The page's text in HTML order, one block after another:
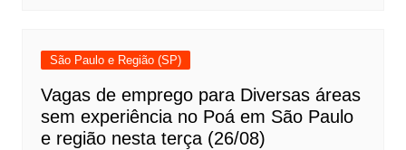
São Paulo e Região (SP)
Vagas de emprego para Diversas áreas
sem experiência no Poá em São Paulo
e região nesta terça (26/08)